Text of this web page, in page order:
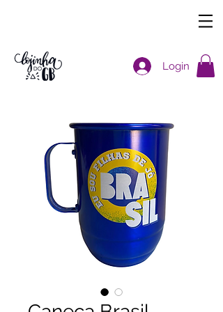
Login